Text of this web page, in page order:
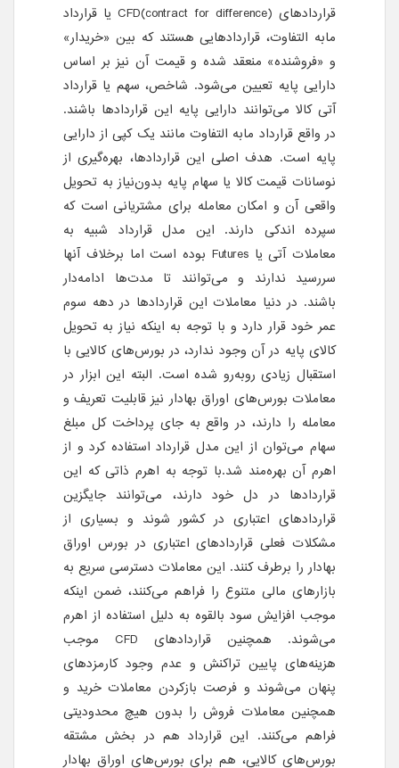
قراردادهای CFD(contract for difference) یا قرارداد
مابه التفاوت، قراردادهایی هستند که بین «خریدار»
و «فروشنده» منعقد شده و قیمت آن نیز بر اساس
دارایی پایه تعیین می‌شود. شاخص، سهم یا قرارداد
آتی کالا می‌توانند دارایی پایه این قراردادها باشند.
در واقع قرارداد مابه التفاوت مانند یک کپی از دارایی
پایه است. هدف اصلی این قراردادها، بهره‌گیری از
نوسانات قیمت کالا یا سهام پایه بدون‌نیاز به تحویل
واقعی آن و امکان معامله برای مشتریانی است که
سپرده اندکی دارند. این مدل قرارداد شبیه به
معاملات آتی یا Futures بوده است اما برخلاف آنها
سررسید ندارند و می‌توانند تا مدت‌ها ادامه‌دار
باشند. در دنیا معاملات این قرارداد‌ها در دهه سوم
عمر خود قرار دارد و با توجه به اینکه نیاز به تحویل
کالای پایه در آن وجود ندارد، در بورس‌های کالایی با
استقبال زیادی روبه‌رو‌ شده است. البته این ابزار در
معاملات بورس‌های اوراق بهادار نیز قابلیت تعریف و
معامله را دارند، در واقع به جای پرداخت کل مبلغ
سهام می‌توان از این مدل قرارداد استفاده کرد و از
اهرم آن بهره‌مند شد.با توجه به اهرم ذاتی که این
قراردادها در دل خود دارند، می‌توانند جایگزین
قراردادهای اعتباری در کشور شوند و بسیاری از
مشکلات فعلی قراردادهای اعتباری در بورس اوراق
بهادار را برطرف کنند. این معاملات دسترسی سریع به
بازارهای مالی متنوع را فراهم می‌کنند، ضمن اینکه
موجب افزایش سود بالقوه به دلیل استفاده از اهرم
می‌شوند. همچنین قراردادهای CFD موجب
هزینه‌های پایین تراکنش و عدم وجود کارمزدهای
پنهان می‌شوند و فرصت باز‌کردن معاملات خرید و
همچنین معاملات فروش را بدون هیچ محدودیتی
فراهم می‌کنند. این قرارداد هم در بخش مشتقه
بورس‌های کالایی، هم برای بورس‌های اوراق بهادار